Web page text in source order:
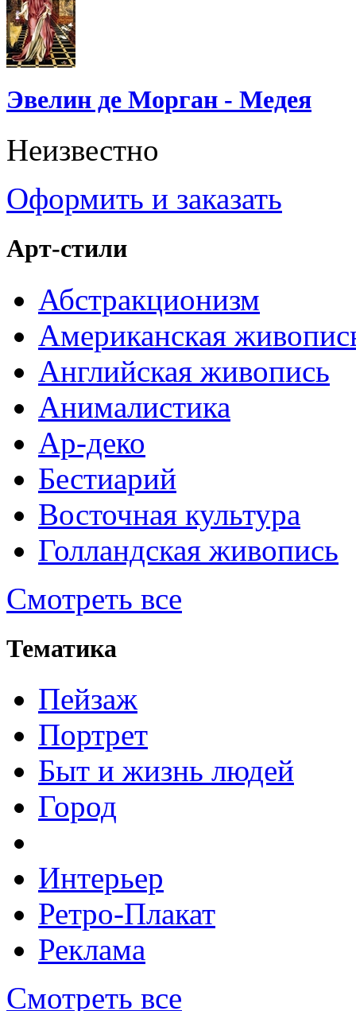
Эвелин де Морган - Медея
Неизвестно
Оформить и заказать
Арт-стили
Абстракционизм
Американская
Английская живопись
Анималистика
Ар-деко
Бестиарий
Восточная культура
Голландская живопись
Смотреть все
Тематика
Пейзаж
Портрет
Быт и жизнь людей
Город
Интерьер
Ретро-Плакат
Реклама
Смотреть все